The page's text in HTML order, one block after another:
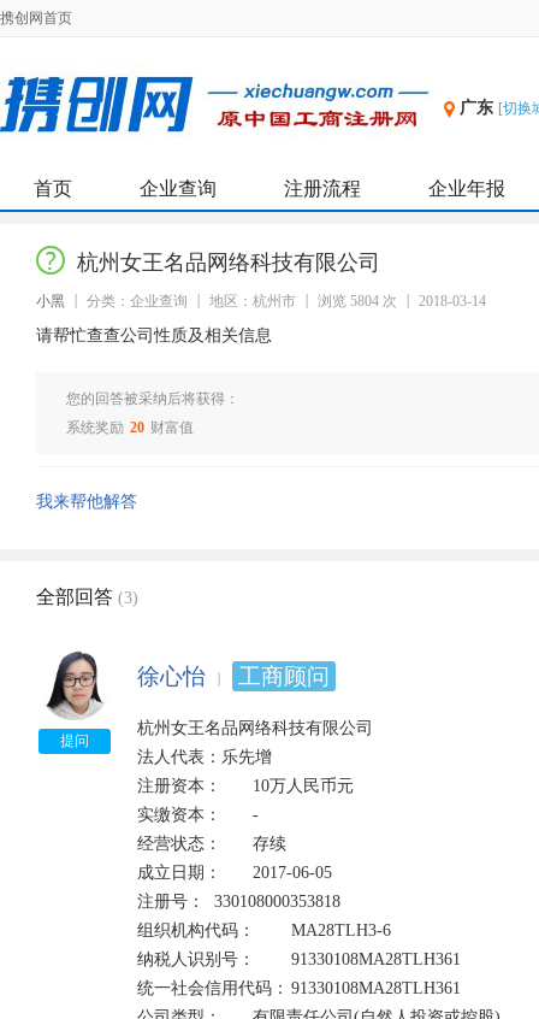
携创网首页
广东 [切换
首页 企业查询 注册流程 企业年报
杭州女王名品网络科技有限公司
小黑 分类：企业查询 地区：杭州市 浏览 5804 次 2018-03-14
请帮忙查查公司性质及相关信息
您的回答被采纳后将获得：
系统奖励 20 财富值
我来帮他解答
全部回答 (3)
提问
徐心怡 工商顾问
杭州女王名品网络科技有限公司
法人代表：乐先增
注册资本：	10万人民币元
实缴资本：	-
经营状态：	存续
成立日期：	2017-06-05
注册号：	330108000353818
组织机构代码：	MA28TLH3-6
纳税人识别号：	91330108MA28TLH361
统一社会信用代码：	91330108MA28TLH361